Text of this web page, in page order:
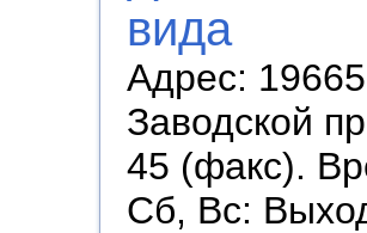
вида
Адрес:
Заводской
45 (факс).
Сб, Вс: